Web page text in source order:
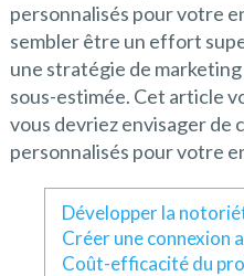
personnalisés pour votre
sembler être un effort
une stratégie de
sous-estimée. Cet article
vous devriez envisager de
personnalisés pour votre
Développer la
Créer une connexion
Coût-efficacité du